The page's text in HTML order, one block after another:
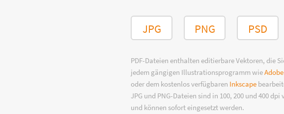
JPG PNG PSD
PDF-Dateien enthalten editierbare Vektoren, die
jedem gängigen Illustrationsprogramm wie
oder dem kostenlos verfügbaren Inkscape
JPG und PNG-Dateien sind in 100, 200 und 400 dpi
und können sofort eingesetzt werden.